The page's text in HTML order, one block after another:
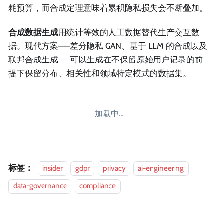
耗预算，而合成定理意味着累积隐私损失会不断叠加。
合成数据生成用统计等效的人工数据替代生产交互数
据。现代方案——差分隐私 GAN、基于 LLM 的合成以及
联邦合成生成——可以生成在不保留原始用户记录的前
提下保留分布、相关性和领域特定模式的数据集。
加载中…
标签： insider gdpr privacy
ai-engineering
data-governance
compliance